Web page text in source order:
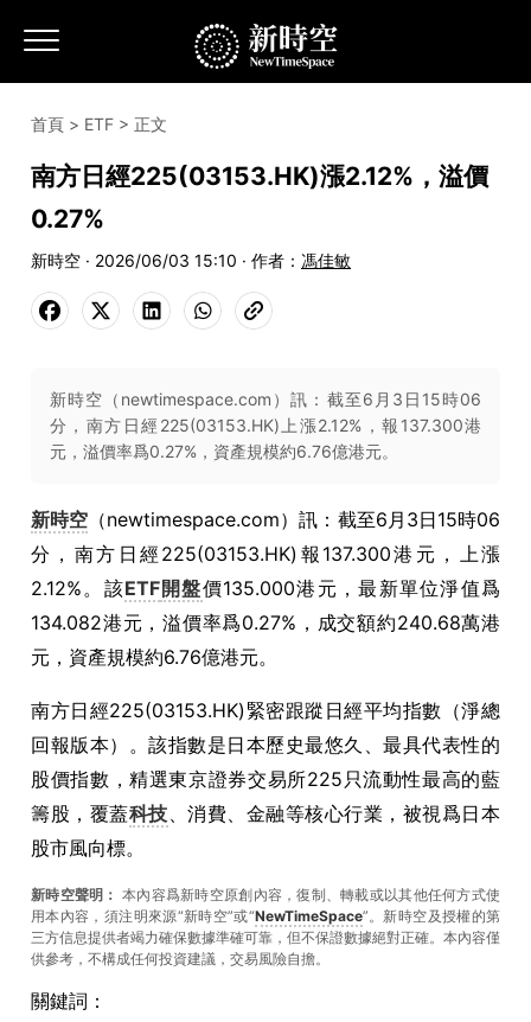
首頁 > ETF > 正文
南方日經225(03153.HK)漲2.12%，溢價
0.27%
新時空 · 2026/06/03 15:10 · 作者： 馮佳敏
新時空（newtimespace.com）訊：截至6月3日15時06
分，南方日經225(03153.HK)上漲2.12%，報137.300港
元，溢價率爲0.27%，資產規模約6.76億港元。
新時空 （newtimespace.com）訊：截至6月3日15時06
分，南方日經225(03153.HK)報137.300港元，上漲
2.12%。該ETF開盤價135.000港元，最新單位淨值爲
134.082港元，溢價率爲0.27%，成交額約240.68萬港
元，資產規模約6.76億港元。
南方日經225(03153.HK)緊密跟蹤日經平均指數（淨總
回報版本）。該指數是日本歷史最悠久、最具代表性的
股價指數，精選東京證券交易所225只流動性最高的藍
籌股，覆蓋科技、消費、金融等核心行業，被視爲日本
股市風向標。
新時空聲明： 本內容爲新時空原創內容，復制、轉載或以其他任何方式使
用本內容，須注明來源“新時空”或“NewTimeSpace”。新時空及授權的第
三方信息提供者竭力確保數據準確可靠，但不保證數據絕對正確。本內容僅
供參考，不構成任何投資建議，交易風險自擔。
關鍵詞：